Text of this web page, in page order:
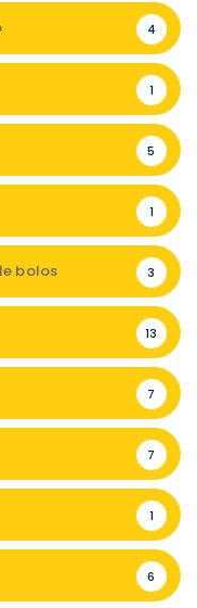
4
1
5
1
bolos 3
13
7
7
1
6